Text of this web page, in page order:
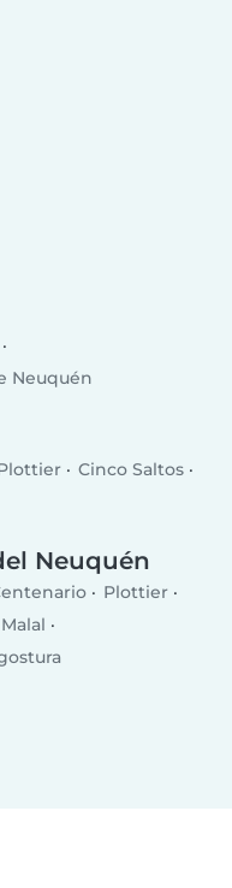
Neuquén
Cinco Saltos
Neuquén
Plottier